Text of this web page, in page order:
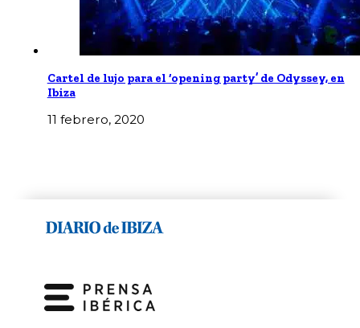
Cartel de lujo para el ‘opening party’ de Odyssey, en
Ibiza
11 febrero, 2020